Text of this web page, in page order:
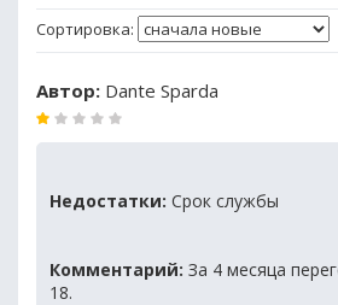
Сортировка:
Автор: Dante Sparda
Недостатки: Срок службы
Комментарий: За 4 месяца
18.